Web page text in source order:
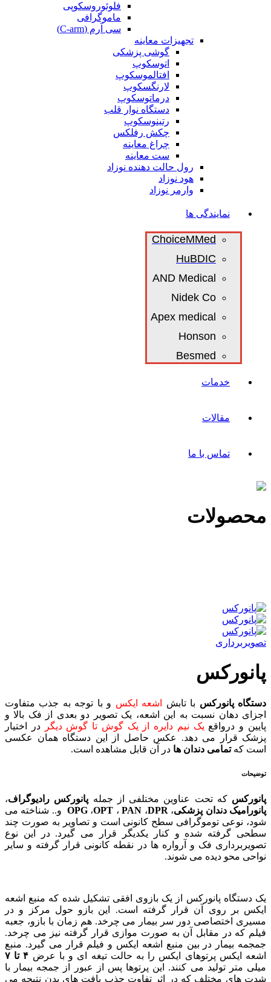
فلوئوروسکوپی
ماموگرافی
سی آرم (C-arm)
تجهیزات معاینه
گوشی پزشکی
اتوسکوپ
افتالموسکوپ
لارنگسکوپ
درماتوسکوپ
دستگاه نوار قلب
رتینوسکوپ
چکش رفلکس
چراغ معاینه
ست معاینه
رول حالت دهنده نوزاد
هود نوزاد
وارمر نوزاد
نمایندگی ها
ChoiceMMed
HuBDIC
AND Medical
Nidek Co
Apex medical
Honson
Besmed
خدمات
مقالات
تماس با ما
محصولات
تصویربرداری
پانورکس
دستگاه پانورکس با تابش اشعه ایکس و با توجه به جذب متفاوت
اجزای دهان نسبت به این اشعه، یک تصویر دو بعدی از فک بالا و
پایین و درواقع یک نیم دایره از یک گوش تا گوش دیگر
در اختیار
پزشک قرار می دهد. عکس حاصل از این دستگاه همان عکسی
است که تمامی دندان ها در آن قابل مشاهده است.
توضیحات
پانورکس که تحت عناوین مختلفی از جمله پانورکس رادیوگراف،
پانورامیک دندان پزشکی، OPG،OPT ،PAN ،DPR
و.. شناخته می
شود، نوعی توموگرافی سطح کانونی است و تصاویر به صورت چند
سطحی گرفته شده و کنار یکدیگر قرار می گیرد. در این نوع
تصویربرداری فک و آرواره ها در نقطه کانونی قرار گرفته و سایر
نواحی محو دیده می شوند.
یک دستگاه پانورکس از یک بازوی افقی تشکیل شده که منبع اشعه
ایکس بر روی آن قرار گرفته است. این بازو حول مرکز و در
مسیری اختصاصی دور سر بیمار می چرخد. هم زمان با بازو، جعبه
فیلم که در مقابل آن به صورت موازی قرار گرفته نیز می چرخد.
جمجمه بیمار در بین منبع اشعه ایکس و فیلم قرار می گیرد. منبع
اشعه ایکس پرتوهای ایکس را به حالت تیغه ای و با عرض ۴ تا ۷
میلی متر تولید می کنند. این پرتوها پس از عبور از جمجه بیمار با
شدت های مختلف که در اثر تفاوت جذب بافت های بدن نتیجه می